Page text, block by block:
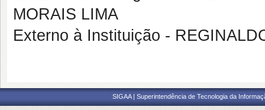
MORAIS LIMA
Externo à Instituição -
SIGAA | Superintendência de Tecnologia da